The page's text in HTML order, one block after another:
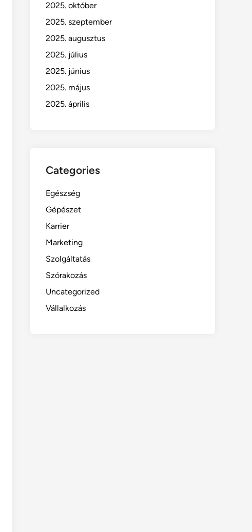
2025. október
2025. szeptember
2025. augusztus
2025. július
2025. június
2025. május
2025. április
Categories
Egészség
Gépészet
Karrier
Marketing
Szolgáltatás
Szórakozás
Uncategorized
Vállalkozás